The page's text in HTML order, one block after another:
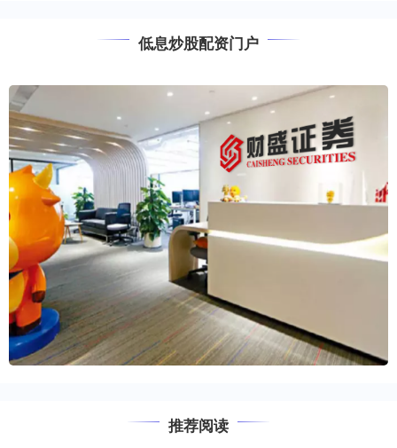
低息炒股配资门户
推荐阅读